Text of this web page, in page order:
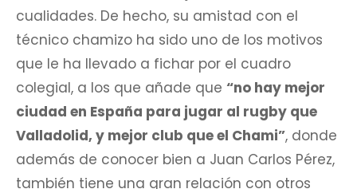
cualidades. De hecho, su amistad con el
técnico chamizo ha sido uno de los motivos
que le ha llevado a fichar por el cuadro
colegial, a los que añade que “no hay mejor
ciudad en España para jugar al rugby que
Valladolid, y mejor club que el Chami”, donde
además de conocer bien a Juan Carlos Pérez,
también tiene una gran relación con otros